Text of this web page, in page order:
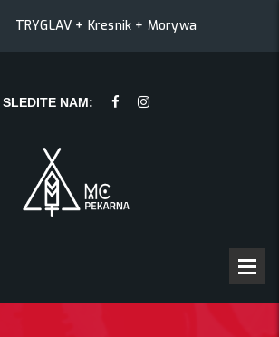
TRYGLAV + Kresnik + Morywa
MAN (US), Hrmülja (HR), A Gram trip
SLEDITE NAM: